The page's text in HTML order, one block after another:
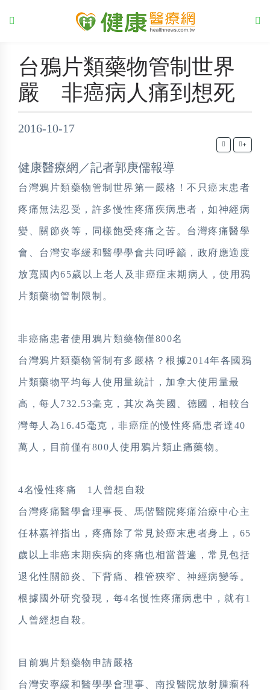
台鴉片類藥物管制世界
嚴 非癌病人痛到想死
2016-10-17
+
健康醫療網／記者郭庚儒報導
台灣鴉片類藥物管制世界第一嚴格！不只癌末患者
疼痛無法忍受，許多慢性疼痛疾病患者，如神經病
變、關節炎等，同樣飽受疼痛之苦。台灣疼痛醫學
會、台灣安寧緩和醫學學會共同呼籲，政府應適度
放寬國內65歲以上老人及非癌症末期病人，使用鴉
片類藥物管制限制。
非癌痛患者使用鴉片類藥物僅800名
台灣鴉片類藥物管制有多嚴格？根據2014年各國鴉
片類藥物平均每人使用量統計，加拿大使用量最
高，每人732.53毫克，其次為美國、德國，相較台
灣每人為16.45毫克，非癌症的慢性疼痛患者達40
萬人，目前僅有800人使用鴉片類止痛藥物。
4名慢性疼痛 1人曾想自殺
台灣疼痛醫學會理事長、馬偕醫院疼痛治療中心主
任林嘉祥指出，疼痛除了常見於癌末患者身上，65
歲以上非癌末期疾病的疼痛也相當普遍，常見包括
退化性關節炎、下背痛、椎管狹窄、神經病變等。
根據國外研究發現，每4名慢性疼痛病患中，就有1
人曾經想自殺。
目前鴉片類藥物申請嚴格
台灣安寧緩和醫學學會理事、南投醫院放射腫瘤科